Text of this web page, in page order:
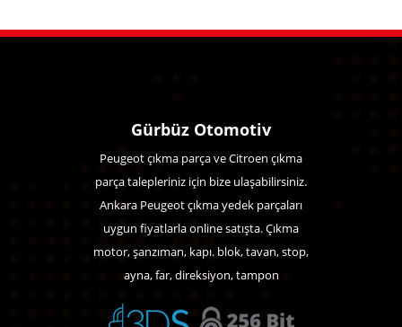
Gürbüz Otomotiv
Peugeot çıkma parça ve Citroen çıkma
parça talepleriniz için bize ulaşabilirsiniz.
Ankara Peugeot çıkma yedek parçaları
uygun fiyatlarla online satışta. Çıkma
motor, şanzıman, kapı. blok, tavan, stop,
ayna, far, direksiyon, tampon